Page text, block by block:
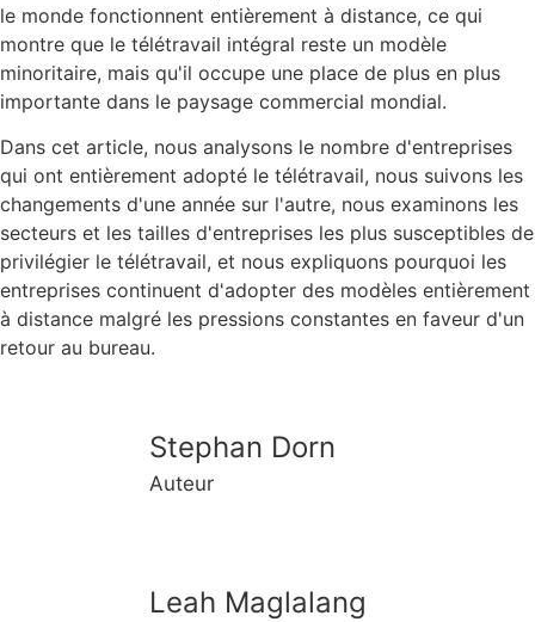
le monde fonctionnent entièrement à distance, ce qui
montre que le télétravail intégral reste un modèle
minoritaire, mais qu'il occupe une place de plus en plus
importante dans le paysage commercial mondial.
Dans cet article, nous analysons le nombre d'entreprises
qui ont entièrement adopté le télétravail, nous suivons les
changements d'une année sur l'autre, nous examinons les
secteurs et les tailles d'entreprises les plus susceptibles de
privilégier le télétravail, et nous expliquons pourquoi les
entreprises continuent d'adopter des modèles entièrement
à distance malgré les pressions constantes en faveur d'un
retour au bureau.
Stephan Dorn
Auteur
Leah Maglalang